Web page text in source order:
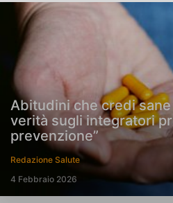
Abitudini che credi
verità sugli integratori
prevenzione”
Redazione Salute
4 Febbraio 2026